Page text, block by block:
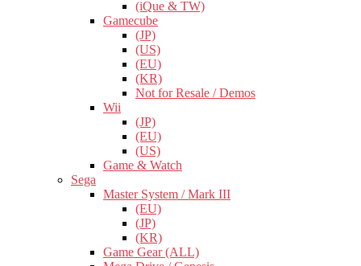
(iQue & TW)
Gamecube
(JP)
(US)
(EU)
(KR)
Not for Resale / Demos
Wii
(JP)
(EU)
(US)
Game & Watch
Sega
Master System / Mark III
(EU)
(JP)
(KR)
Game Gear (ALL)